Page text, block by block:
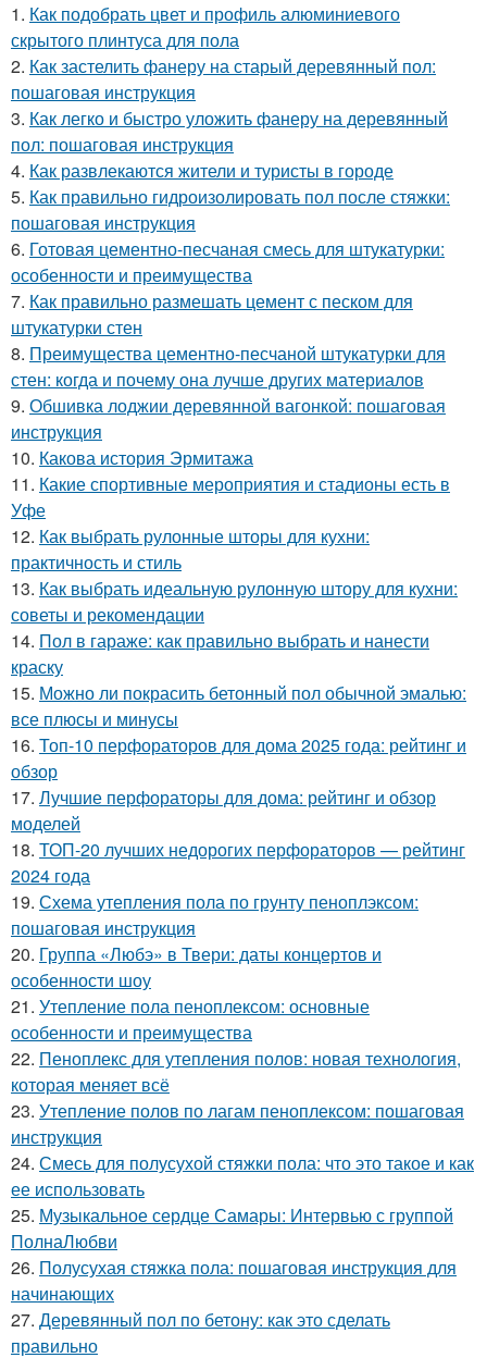
1. Как подобрать цвет и профиль алюминиевого
скрытого плинтуса для пола
2. Как застелить фанеру на старый деревянный пол:
пошаговая инструкция
3. Как легко и быстро уложить фанеру на деревянный
пол: пошаговая инструкция
4. Как развлекаются жители и туристы в городе
5. Как правильно гидроизолировать пол после стяжки:
пошаговая инструкция
6. Готовая цементно-песчаная смесь для штукатурки:
особенности и преимущества
7. Как правильно размешать цемент с песком для
штукатурки стен
8. Преимущества цементно-песчаной штукатурки для
стен: когда и почему она лучше других материалов
9. Обшивка лоджии деревянной вагонкой: пошаговая
инструкция
10. Какова история Эрмитажа
11. Какие спортивные мероприятия и стадионы есть в
Уфе
12. Как выбрать рулонные шторы для кухни:
практичность и стиль
13. Как выбрать идеальную рулонную штору для кухни:
советы и рекомендации
14. Пол в гараже: как правильно выбрать и нанести
краску
15. Можно ли покрасить бетонный пол обычной эмалью:
все плюсы и минусы
16. Топ-10 перфораторов для дома 2025 года: рейтинг и
обзор
17. Лучшие перфораторы для дома: рейтинг и обзор
моделей
18. ТОП-20 лучших недорогих перфораторов — рейтинг
2024 года
19. Схема утепления пола по грунту пеноплэксом:
пошаговая инструкция
20. Группа «Любэ» в Твери: даты концертов и
особенности шоу
21. Утепление пола пеноплексом: основные
особенности и преимущества
22. Пеноплекс для утепления полов: новая технология,
которая меняет всё
23. Утепление полов по лагам пеноплексом: пошаговая
инструкция
24. Смесь для полусухой стяжки пола: что это такое и как
ее использовать
25. Музыкальное сердце Самары: Интервью с группой
ПолнаЛюбви
26. Полусухая стяжка пола: пошаговая инструкция для
начинающих
27. Деревянный пол по бетону: как это сделать
правильно